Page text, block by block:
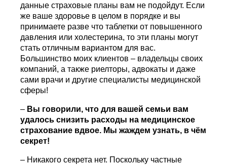
данные страховые планы вам не подойдут. Если
же ваше здоровье в целом в порядке и вы
принимаете разве что таблетки от повышенного
давления или холестерина, то эти планы могут
стать отличным вариантом для вас.
Большинство моих клиентов – владельцы своих
компаний, а также риелторы, адвокаты и даже
сами врачи и другие специалисты медицинской
сферы!
– Вы говорили, что для вашей семьи вам
удалось снизить расходы на медицинское
страхование вдвое. Мы жаждем узнать, в чём
секрет!
– Никакого секрета нет. Поскольку частные